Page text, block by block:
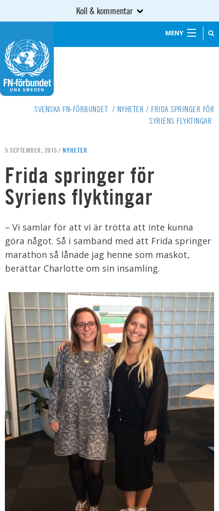
Koll & kommentar
MENY
SVENSKA FN-FÖRBUNDET / NYHETER / FRIDA SPRINGER FÖR
SYRIENS FLYKTINGAR
5 SEPTEMBER, 2015 / NYHETER
Frida springer för
Syriens flyktingar
– Vi samlar för att vi är trötta att inte kunna
göra något. Så i samband med att Frida springer
marathon så lånade jag henne som maskot,
berättar Charlotte om sin insamling.